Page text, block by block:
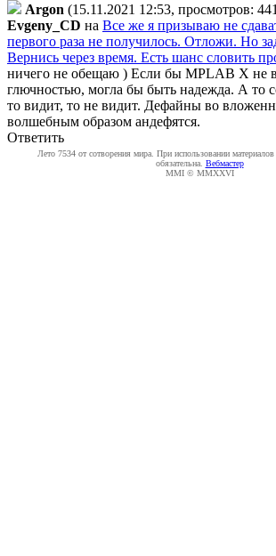
Argon (15.11.2021 12:53, просмотров:
Evgeny_CD на Все же я призываю не
первого раза не получилось. Отложи. Но
Вернись через время. Есть шанс словить
ничего не обещаю ) Если бы MPLAB X не
глючностью, могла бы быть надежда. А то
то видит, то не видит. Дефайны во
волшебным образом андефятся.
Ответить
Лето 7534 от сотворения мира. При использовании материалов
обязательна. Вебмастер
MMI © MMXXVI